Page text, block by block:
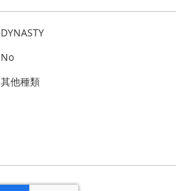
DYNASTY
No
其他種類